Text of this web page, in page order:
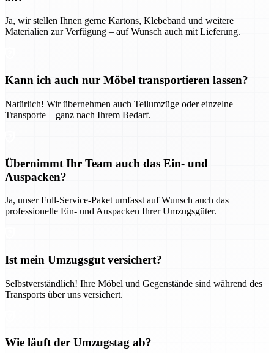
Ja, wir stellen Ihnen gerne Kartons, Klebeband und weitere
Materialien zur Verfügung – auf Wunsch auch mit Lieferung.
Kann ich auch nur Möbel transportieren lassen?
Natürlich! Wir übernehmen auch Teilumzüge oder einzelne
Transporte – ganz nach Ihrem Bedarf.
Übernimmt Ihr Team auch das Ein- und
Auspacken?
Ja, unser Full-Service-Paket umfasst auf Wunsch auch das
professionelle Ein- und Auspacken Ihrer Umzugsgüter.
Ist mein Umzugsgut versichert?
Selbstverständlich! Ihre Möbel und Gegenstände sind während des
Transports über uns versichert.
Wie läuft der Umzugstag ab?